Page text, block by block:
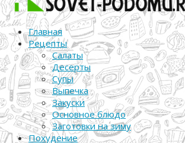
Главная
Рецепты
Салаты
Десерты
Супы
Выпечка
Закуски
Основное блюдо
Заготовки на зиму
Похудение